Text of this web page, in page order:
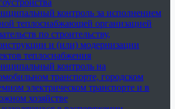
контроль за исполнением
теплоснабжающей организацией
по строительству,
и (или) модернизации
теплоснабжения
контроль на
транспорте, городском
электрическом транспорте и в
хозяйстве